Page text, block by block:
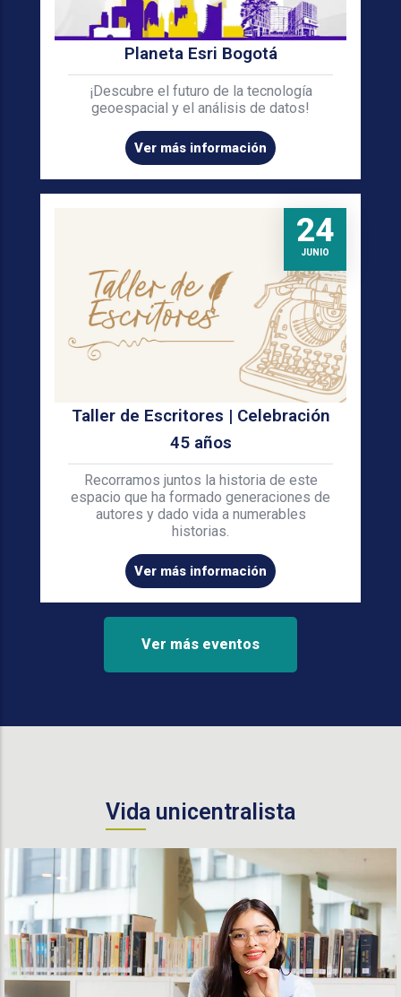
Planeta Esri Bogotá
¡Descubre el futuro de la tecnología
geoespacial y el análisis de datos!
Ver más información
24
JUNIO
Taller de Escritores | Celebración
45 años
Recorramos juntos la historia de este
espacio que ha formado generaciones de
autores y dado vida a numerables
historias.
Ver más información
Ver más eventos
Vida unicentralista